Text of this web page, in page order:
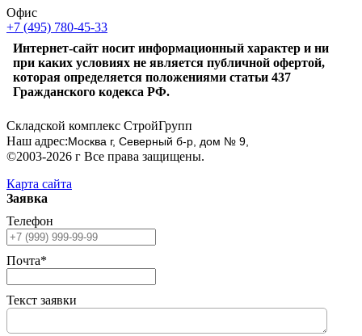
Офис
+7 (495) 780-45-33
Интернет-сайт носит информационный характер и ни
при каких условиях не является публичной офертой,
которая определяется положениями статьи 437
Гражданского кодекса РФ.
Складской комплекс СтройГрупп
Наш адрес:Москва г, Северный б-р, дом № 9,
©2003-2026 г Все права защищены.
Карта сайта
Заявка
Телефон
Почта*
Текст заявки